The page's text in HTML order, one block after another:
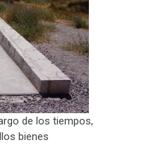
de los tiempos,
bienes